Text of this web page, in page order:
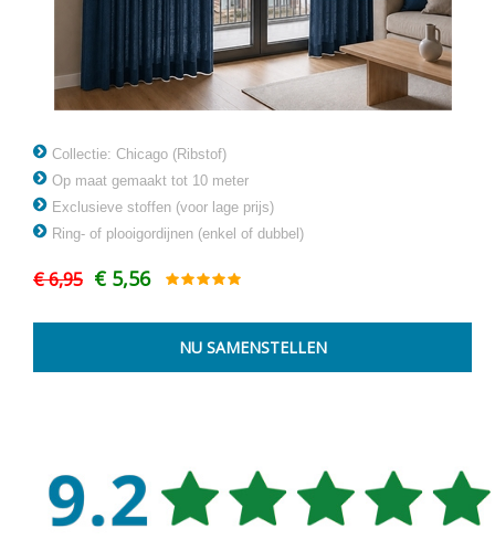
Collectie: Chicago (Ribstof)
Op maat gemaakt tot 10 meter
Exclusieve stoffen (voor lage prijs)
Ring- of plooigordijnen (enkel of dubbel)
€ 6,95 € 5,56